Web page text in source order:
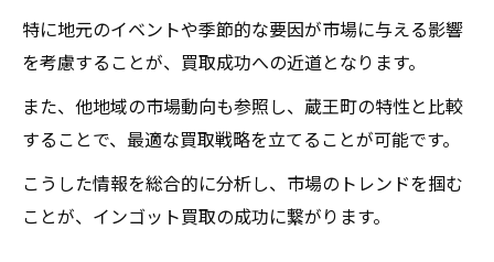
特に地元のイベントや季節的な要因が市場に与える影響
を考慮することが、買取成功への近道となります。
また、他地域の市場動向も参照し、蔵王町の特性と比較
することで、最適な買取戦略を立てることが可能です。
こうした情報を総合的に分析し、市場のトレンドを掴む
ことが、インゴット買取の成功に繋がります。